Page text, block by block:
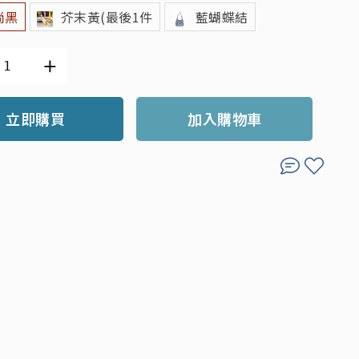
黑 芥末黃(最後1件 藍蝴蝶結
立即購買 加入購物車